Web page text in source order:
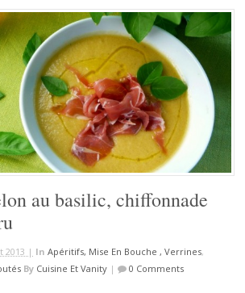
au basilic, chiffonnade
2013 | In Apéritifs, Mise En Bouche , Verrines,
By Cuisine Et Vanity | 0 Comments